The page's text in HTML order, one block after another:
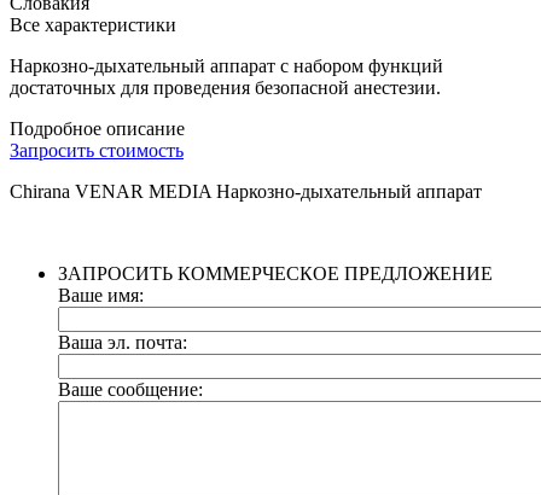
Все характеристики
Наркозно-дыхательный аппарат с набором функций
достаточных для проведения безопасной анестезии.
Подробное описание
Запросить стоимость
Chirana VENAR MEDIA Наркозно-дыхательный аппарат
ЗАПРОСИТЬ КОММЕРЧЕСКОЕ ПРЕДЛОЖЕНИЕ
Ваше имя:
Ваша эл. почта:
Ваше сообщение: